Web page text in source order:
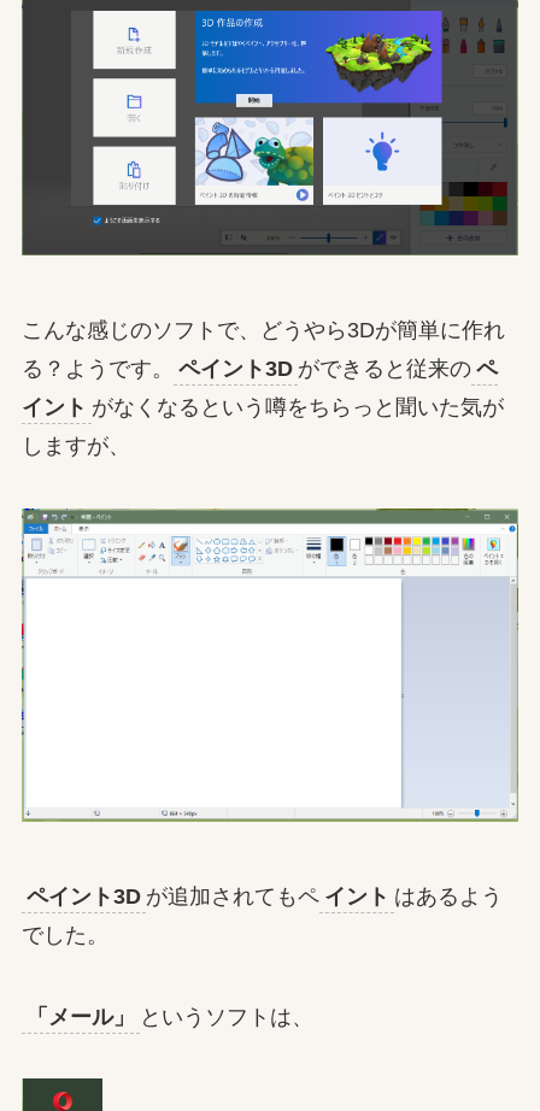
こんな感じのソフトで、どうやら3Dが簡単に作れ
る？ようです。
ペイント3D ができると従来の ペ
イント がなくなるという噂をちらっと聞いた気が
しますが、
ペイント3D が追加されてもペ イント はあるよう
でした。
「メール」 というソフトは、